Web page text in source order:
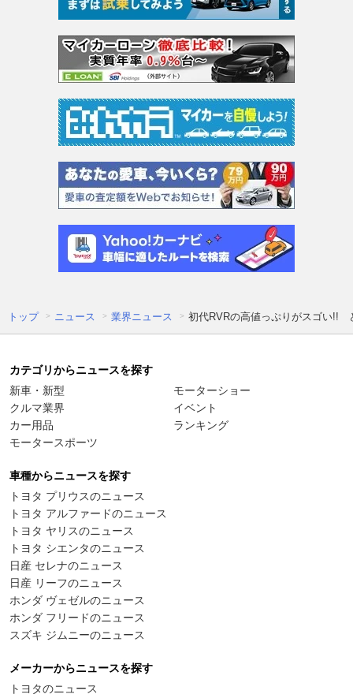
トップ ニュース 業界ニュース 初代RVRの高値っぷりがスゴい!!
カテゴリからニュースを探す
新車・新型
クルマ業界
カー用品
モータースポーツ
モーターショー
イベント
ランキング
車種からニュースを探す
トヨタ プリウスのニュース
トヨタ アルファードのニュース
トヨタ ヤリスのニュース
トヨタ シエンタのニュース
日産 セレナのニュース
日産 リーフのニュース
ホンダ ヴェゼルのニュース
ホンダ フリードのニュース
スズキ ジムニーのニュース
メーカーからニュースを探す
トヨタのニュース